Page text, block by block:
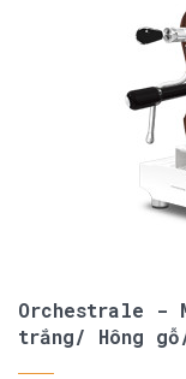
Orchestrale -
trắng/ Hông